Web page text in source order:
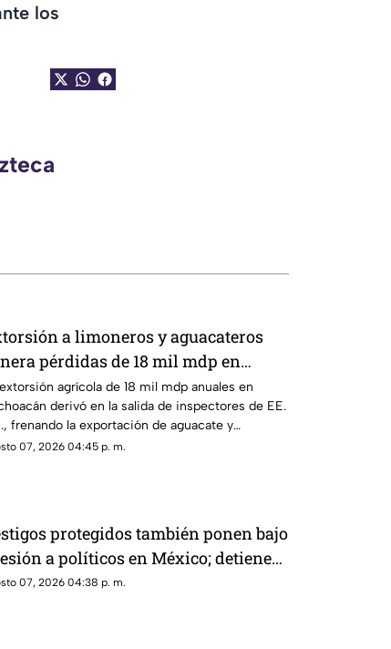
los
a limoneros y aguacateros
pérdidas de 18 mil mdp en
agrícola de 18 mil mdp anuales en
derivó en la salida de inspectores de EE.
frenando la exportación de aguacate y
severas pérdidas
07, 2026 04:45 p. m.
protegidos también ponen bajo
a políticos en México; detienen
señalado por caso
07, 2026 04:38 p. m.